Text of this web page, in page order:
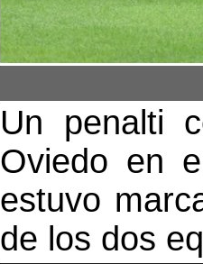
Un penalti
Oviedo en
estuvo
de los dos